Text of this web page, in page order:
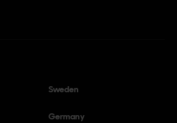
Sweden
Germany